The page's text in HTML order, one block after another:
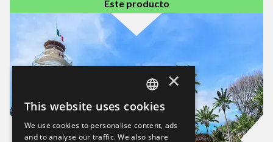
Este producto
SPANISH
EN
×
This website uses cookies
We use cookies to personalise content, ads
and to analyse our traffic. We also share